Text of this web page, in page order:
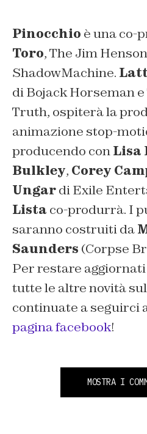
Pinocchio è una co-
Toro, The Jim
ShadowMachine.
diBojack Horsemane
Truth, ospiterà la
animazione stop-
producendo conLisa
Bulkley, Corey
Ungardi Exile
Lista co-produrrà. I
saranno costruiti da
Saunders (Corpse
Per restare
tutte le altre novità
continuate a seguirci
pagina facebook!
MOSTRA I